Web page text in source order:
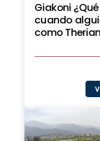
Giakoni
cuando
como